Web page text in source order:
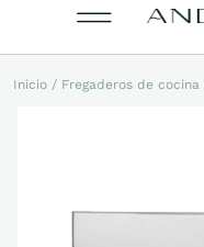
Inicio / Fregaderos de cocina